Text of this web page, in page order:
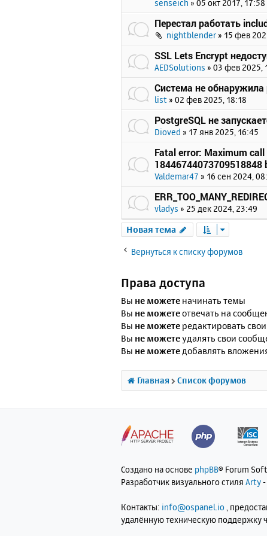
senseich » 05 окт 2017, 17:58
Перестал работать
nightblender» 15 фев
SSL Lets Encrypt
AEDSolutions » 03 фев 2025,
Система не обнаружила
list » 02 фев 2025, 18:18
PostgreSQL не
Dioved » 17 янв 2025, 16:45
Fatal error: Maximum
18446744073709518848
Valdemar47 » 16 сен 2024,
vladys » 25 дек 2024, 23:49
Новая тема
Вернуться к списку форумов
Права доступа
Вы не можете начинать темы
Вы не можетеотвечать на
Вы не можете редактировать
Вы не можетеудалять свои
Вы не можетедобавлять
Главная Список форумов
Создано на основе phpBB® Forum
Разработчик визуального стиля Arty-
Контакты: info@ospanel.io ,
удалённую техническую поддержку